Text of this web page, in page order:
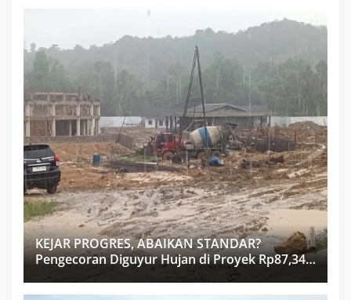
KEJAR PROGRES, ABAIKAN STANDAR?
Pengecoran Diguyur Hujan di Proyek Rp87,34
Miliar Sukma Nias, Konsultan, Pengawas dan
PPK Bungkam